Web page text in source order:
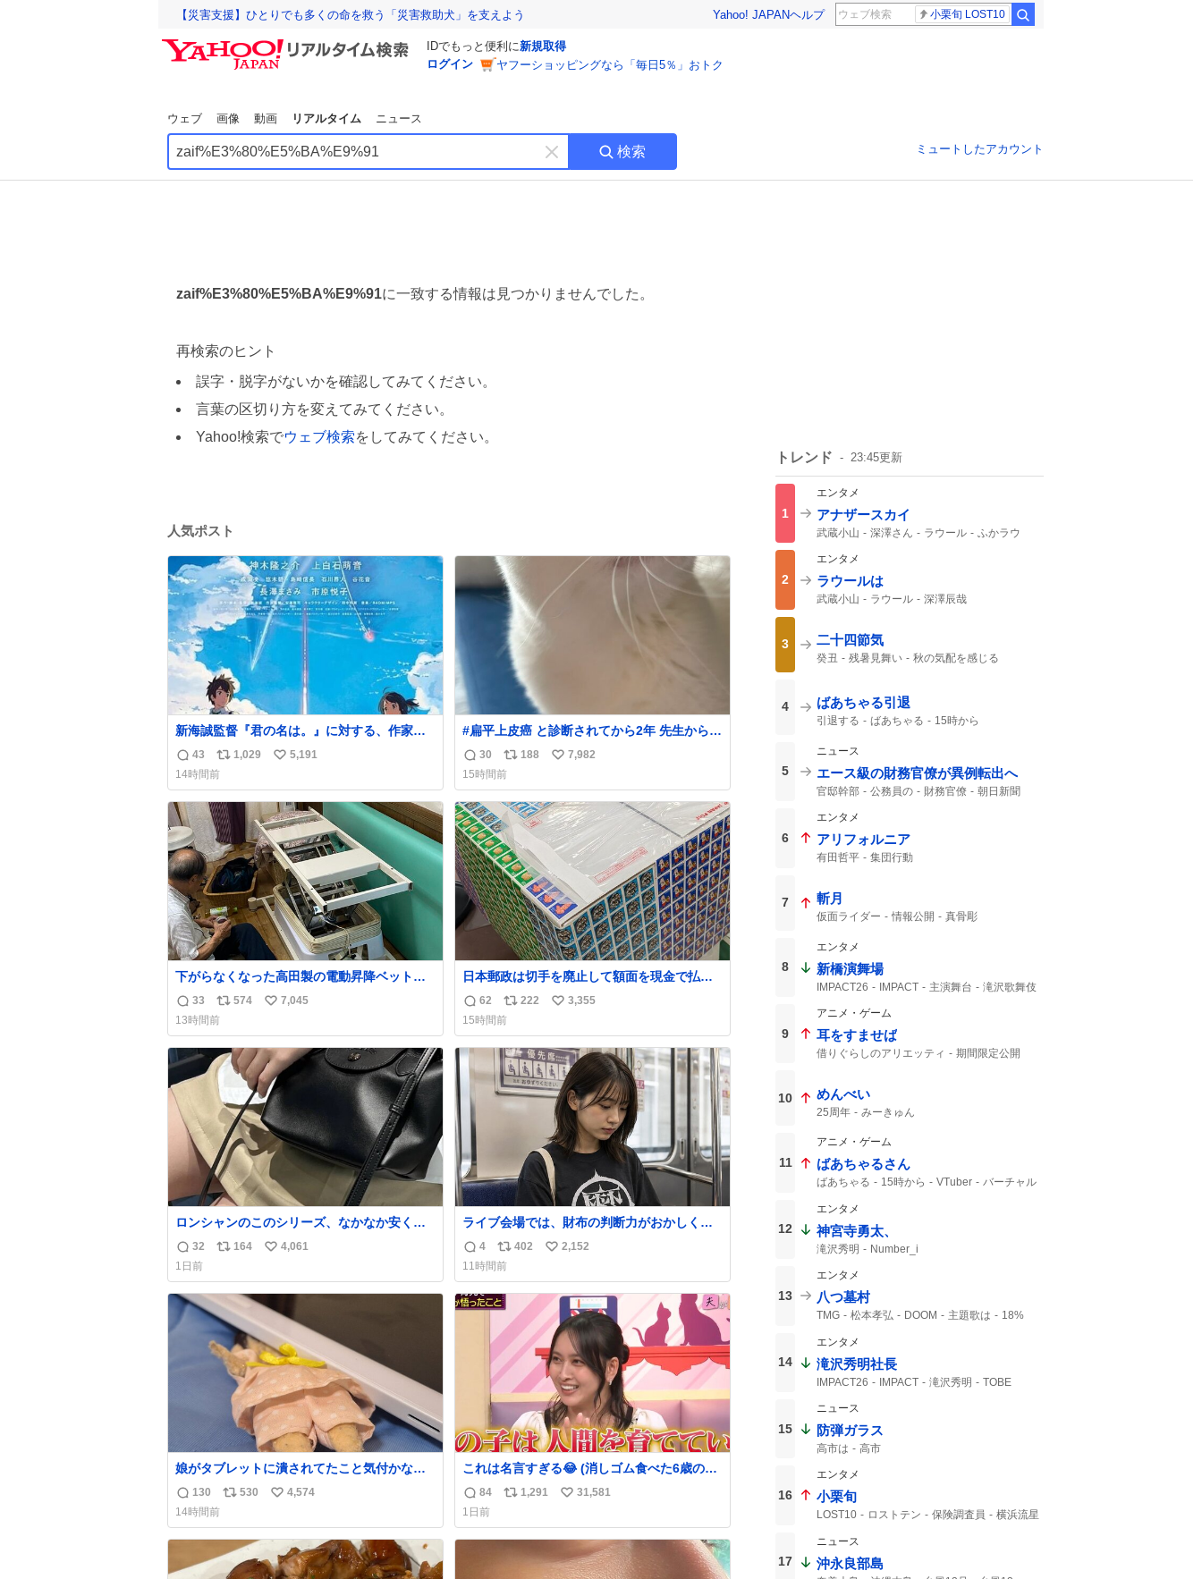
【災害支援】ひとりでも多くの命を救う「災害救助犬」を支えよう Yahoo! JAPANヘルプ 小栗旬 LOST10
IDでもっと便利に新規取得
ログイン
ヤフーショッピングなら「毎日5％」おトク
ウェブ 画像 動画 リアルタイム ニュース
キ
ー
す
検索 ミュートしたアカウント
zaif%E3%80%E5%BA%E9%91に一致する情報は見つかりませんでした。
再検索のヒント
誤字・脱字がないかを確認してみてください。
言葉の区切り方を変えてみてください。
Yahoo!検索でウェブ検索をしてみてください。
人気ポスト
新海誠監督『君の名は。』に対する、作家・
小川哲の分析が面白い。
返
信
数
43
リ
ポ
ス
ト
数
1,029
い
ね
数
5,191
14時間前
#扁平上皮癌 と診断されてから2年 先生から
「寛解でいいでしょう！」と言われました。
がんばったね。
返
信
数
30
リ
ポ
ス
ト
数
188
い
ね
数
7,982
15時間前
下がらなくなった高田製の電動昇降ベット。
メーカーからは、完全に見放されたんです
が、 見事に85歳の父が治しました。 うちの父
は、トヨタカローラのボディをオート生産す
る、工業ロボットの製作者なんですが、 父が
電動ベットの配線をハンダで修理している横
で、
返
信
数
33
リ
ポ
ス
ト
数
574
い
ね
数
7,045
13時間前
日本郵政は切手を廃止して額面を現金で払い
戻せ2026 #日本郵政 @JapanPostHD_PR
返
信
数
62
リ
ポ
ス
ト
数
222
い
ね
数
3,355
15時間前
ロンシャンのこのシリーズ、なかなか安くな
らないのにセール価格になってる🖤✨レザー
なのが反則級にかわいい。持ってるだけでコ
ーデが格上げされる。
返
信
数
32
リ
ス
ト
数
164
い
ね
数
4,061
1日前
ライブ会場では、財布の判断力がおかしくな
る。
返
信
数
4
リ
ポ
ス
ト
数
402
い
ね
数
2,152
11時間前
娘がタブレットに潰されてたこと気付かなか
った。 旦那だけは娘の波長を感じ取れるから
声出せずともSOSが伝わったらしい。 急いで
旦那が救出して、泣きじゃくる娘に自分も謝
って抱きしめようとしたら、ビンタされてし
まった。3回ほど。 小さい手だけど、地味に
痛い。 その後、娘は旦那に泣きついてた。
返
信
数
130
リ
ス
ト
数
530
い
ね
数
4,574
14時間前
これは名言すぎる😂 (消しゴム食べた6歳の弟
を思い出しながら)
返
信
数
84
リ
ス
ト
1,291
い
ね
数
31,581
1日前
トレンド 23:45更新
1
エンタメ
アナザースカイ
武蔵小山 深澤さん ラウール
ふかラウ
2
エンタメ
ラウールは
武蔵小山 ラウール
深澤辰哉
3 二十四節気
癸丑 残暑見舞い
秋の気配を感じる
4 ばあちゃる引退
引退する ばあちゃる 15時から
5
ニュース
エース級の財務官僚が異例転出へ
官邸幹部 公務員の 財務官僚 朝日新聞
6
エンタメ
アリフォルニア
有田哲平 集団行動
7 斬月
仮面ライダー 情報公開 真骨彫
8
エンタメ
新橋演舞場
IMPACT26 IMPACT 主演舞台
滝沢歌舞伎
10月から
9
アニメ・ゲーム
耳をすませば
借りぐらしのアリエッティ
期間限定公開
10 めんべい
25周年 みーきゅん
11
アニメ・ゲーム
ばあちゃるさん
ばあちゃる 15時から VTuber バーチャル
12
エンタメ
神宮寺勇太、
滝沢秀明 Number_i
13
エンタメ
八つ墓村
TMG 松本孝弘 DOOM 主題歌は
18%
14
エンタメ
滝沢秀明社長
IMPACT26 IMPACT 滝沢秀明
TOBE
日程発表
15
ニュース
防弾ガラス
高市は 高市
16
エンタメ
小栗旬
LOST10 ロストテン 保険調査員
横浜流星
敵か味方か
17
ニュース
沖永良部島